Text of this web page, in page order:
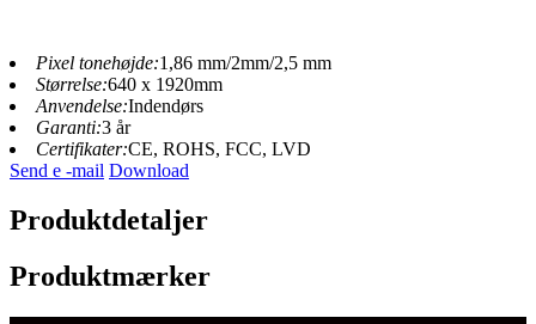
Pixel tonehøjde:1,86 mm/2mm/2,5 mm
Størrelse:640 x 1920mm
Anvendelse:Indendørs
Garanti:3 år
Certifikater:CE, ROHS, FCC, LVD
Send e -mail Download
Produktdetaljer
Produktmærker